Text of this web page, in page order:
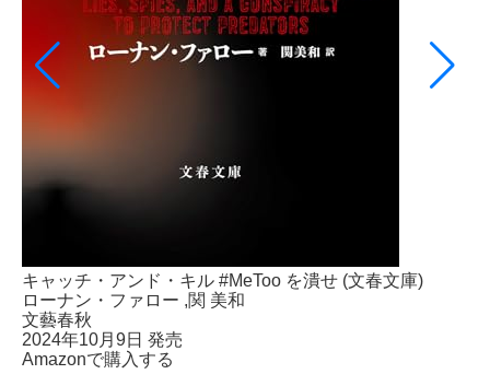
キャッチ・アンド・キル #MeToo を潰せ (文春文庫)
ローナン・ファロー ,関 美和
文藝春秋
2024年10月9日 発売
Amazonで購入する